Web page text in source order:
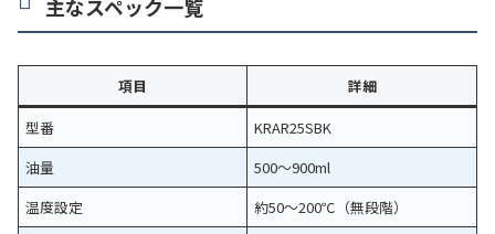
主なスペック一覧
項目
詳細
型番
KRAR25SBK
油量
500～900ml
温度設定
約50～200℃（無段階）